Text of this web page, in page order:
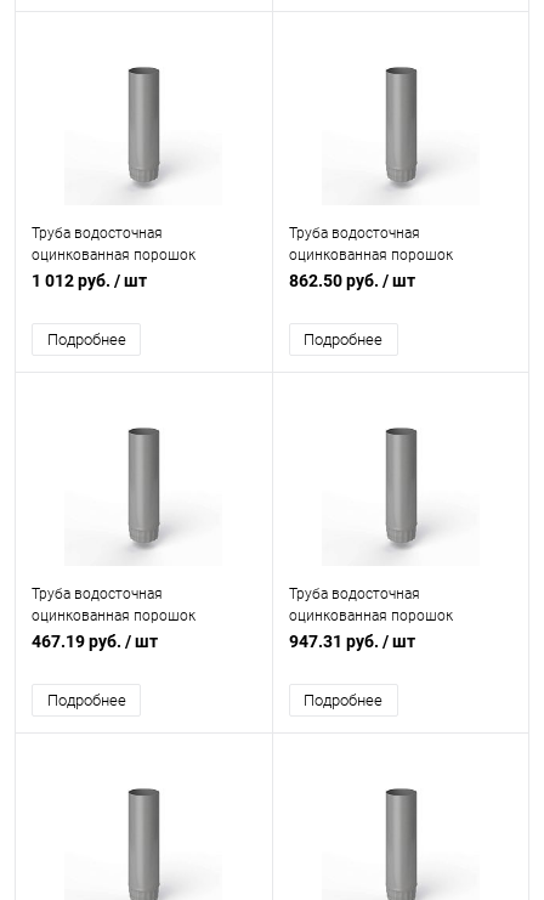
Труба водосточная
оцинкованная порошок
ф210х1250мм RAL 7030
1 012 руб. / шт
Подробнее
Труба водосточная
оцинкованная порошок
ф180х1250мм RAL 7030
862.50 руб. / шт
Подробнее
Труба водосточная
оцинкованная порошок
ф90х1250мм RAL 7030
467.19 руб. / шт
Подробнее
Труба водосточная
оцинкованная порошок
ф190х1250мм RAL 7030
947.31 руб. / шт
Подробнее